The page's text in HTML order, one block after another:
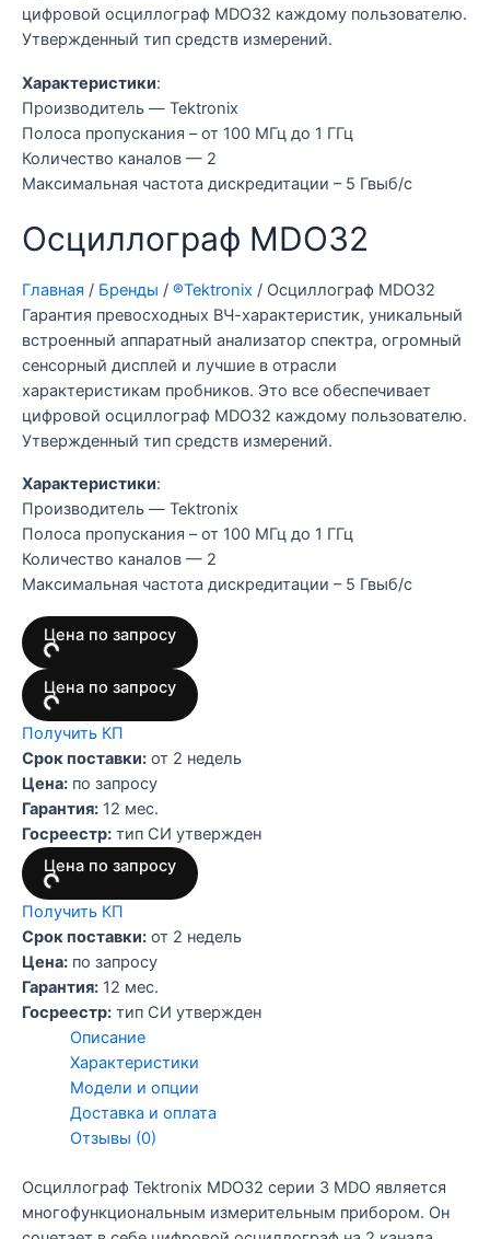
цифровой осциллограф MDO32 каждому пользователю.
Утвержденный тип средств измерений.
Характеристики:
Производитель — Tektronix
Полоса пропускания – от 100 МГц до 1 ГГц
Количество каналов — 2
Максимальная частота дискредитации – 5 Гвыб/с
Осциллограф MDO32
Главная / Бренды / ®Tektronix / Осциллограф MDO32
Гарантия превосходных ВЧ-характеристик, уникальный
встроенный аппаратный анализатор спектра, огромный
сенсорный дисплей и лучшие в отрасли
характеристикам пробников. Это все обеспечивает
цифровой осциллограф MDO32 каждому пользователю.
Утвержденный тип средств измерений.
Характеристики:
Производитель — Tektronix
Полоса пропускания – от 100 МГц до 1 ГГц
Количество каналов — 2
Максимальная частота дискредитации – 5 Гвыб/с
Цена по запросу
Цена по запросу
Получить КП
Срок поставки: от 2 недель
Цена: по запросу
Гарантия: 12 мес.
Госреестр: тип СИ утвержден
Цена по запросу
Получить КП
Срок поставки: от 2 недель
Цена: по запросу
Гарантия: 12 мес.
Госреестр: тип СИ утвержден
Описание
Характеристики
Модели и опции
Доставка и оплата
Отзывы (0)
Осциллограф Tektronix MDO32 серии 3 MDO является
многофункциональным измерительным прибором. Он